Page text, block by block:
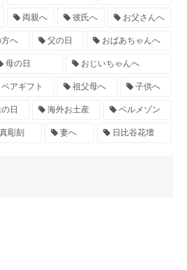
両親へ 彼氏へ お父さんへ
へ 父の日 おばあちゃんへ
母の日 おじいちゃんへ
ペアギフト 祖父母へ 子供へ
日 海外お土産 ベルメゾン
彫刻 妻へ 日比谷花壇